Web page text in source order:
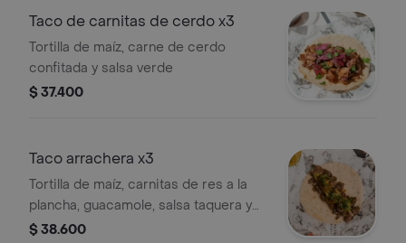
Taco de carnitas de cerdo x3
Tortilla de maíz, carne de cerdo
confitada y salsa verde
$ 37.400
Taco arrachera x3
Tortilla de maíz, carnitas de res a la
plancha, guacamole, salsa taquera y
cilantro.
$ 38.600